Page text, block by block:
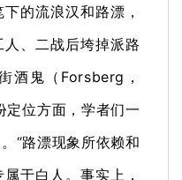
的流浪汉和路漂，
、二战后垮掉派路
酒鬼（Forsberg，
定位方面，学者们一
“路漂现象所依赖和
属于白人。事实上，